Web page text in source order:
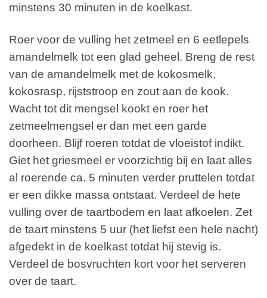
minstens 30 minuten in de koelkast.
Roer voor de vulling het zetmeel en 6 eetlepels
amandelmelk tot een glad geheel. Breng de rest
van de amandelmelk met de kokosmelk,
kokosrasp, rijststroop en zout aan de kook.
Wacht tot dit mengsel kookt en roer het
zetmeelmengsel er dan met een garde
doorheen. Blijf roeren totdat de vloeistof indikt.
Giet het griesmeel er voorzichtig bij en laat alles
al roerende ca. 5 minuten verder pruttelen totdat
er een dikke massa ontstaat. Verdeel de hete
vulling over de taartbodem en laat afkoelen. Zet
de taart minstens 5 uur (het liefst een hele nacht)
afgedekt in de koelkast totdat hij stevig is.
Verdeel de bosvruchten kort voor het serveren
over de taart.